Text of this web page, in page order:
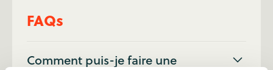
FAQs
Comment puis-je faire une